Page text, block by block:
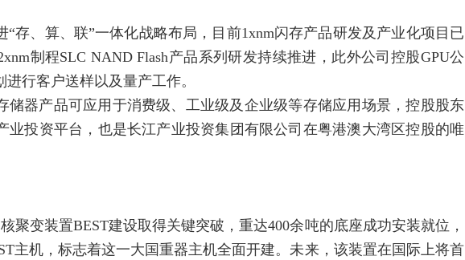
算、联”一体化战略布局，目前1xnm闪存产品研发及产业化项目已
制程SLC NAND Flash产品系列研发持续推进，此外公司控股GPU公
行客户送样以及量产工作。
产品可应用于消费级、工业级及企业级等存储应用场景，控股股东
业投资平台，也是长江产业投资集团有限公司在粤港澳大湾区控股的唯
变装置BEST建设取得关键突破，重达400余吨的底座成功安装就位，
主机，标志着这一大国重器主机全面开建。未来，该装置在国际上将首